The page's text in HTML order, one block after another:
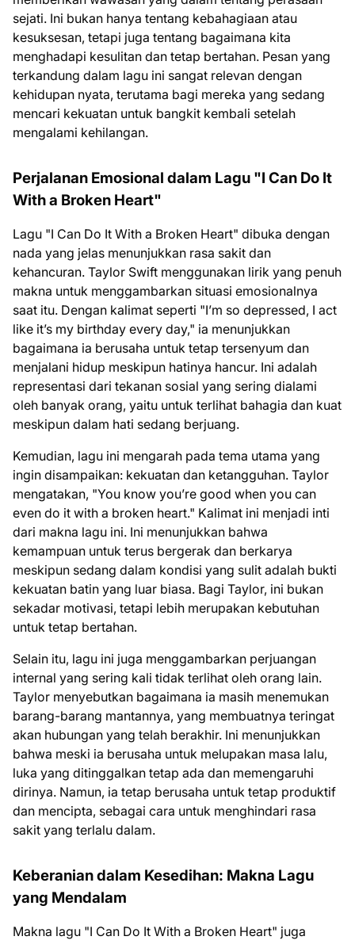
sejati. Ini bukan hanya tentang kebahagiaan atau
kesuksesan, tetapi juga tentang bagaimana kita
menghadapi kesulitan dan tetap bertahan. Pesan yang
terkandung dalam lagu ini sangat relevan dengan
kehidupan nyata, terutama bagi mereka yang sedang
mencari kekuatan untuk bangkit kembali setelah
mengalami kehilangan.
Perjalanan Emosional dalam Lagu "I Can Do It
With a Broken Heart"
Lagu "I Can Do It With a Broken Heart" dibuka dengan
nada yang jelas menunjukkan rasa sakit dan
kehancuran. Taylor Swift menggunakan lirik yang penuh
makna untuk menggambarkan situasi emosionalnya
saat itu. Dengan kalimat seperti "I’m so depressed, I act
like it’s my birthday every day," ia menunjukkan
bagaimana ia berusaha untuk tetap tersenyum dan
menjalani hidup meskipun hatinya hancur. Ini adalah
representasi dari tekanan sosial yang sering dialami
oleh banyak orang, yaitu untuk terlihat bahagia dan kuat
meskipun dalam hati sedang berjuang.
Kemudian, lagu ini mengarah pada tema utama yang
ingin disampaikan: kekuatan dan ketangguhan. Taylor
mengatakan, "You know you’re good when you can
even do it with a broken heart." Kalimat ini menjadi inti
dari makna lagu ini. Ini menunjukkan bahwa
kemampuan untuk terus bergerak dan berkarya
meskipun sedang dalam kondisi yang sulit adalah bukti
kekuatan batin yang luar biasa. Bagi Taylor, ini bukan
sekadar motivasi, tetapi lebih merupakan kebutuhan
untuk tetap bertahan.
Selain itu, lagu ini juga menggambarkan perjuangan
internal yang sering kali tidak terlihat oleh orang lain.
Taylor menyebutkan bagaimana ia masih menemukan
barang-barang mantannya, yang membuatnya teringat
akan hubungan yang telah berakhir. Ini menunjukkan
bahwa meski ia berusaha untuk melupakan masa lalu,
luka yang ditinggalkan tetap ada dan memengaruhi
dirinya. Namun, ia tetap berusaha untuk tetap produktif
dan mencipta, sebagai cara untuk menghindari rasa
sakit yang terlalu dalam.
Keberanian dalam Kesedihan: Makna Lagu
yang Mendalam
Makna lagu "I Can Do It With a Broken Heart" juga